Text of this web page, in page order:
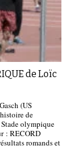
de Loïc
(US
de
olympique
: RECORD
romands et